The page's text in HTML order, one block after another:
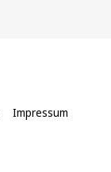
Impressum